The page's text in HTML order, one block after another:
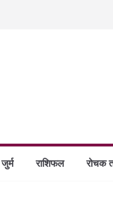
जुर्म राशिफल रोचक